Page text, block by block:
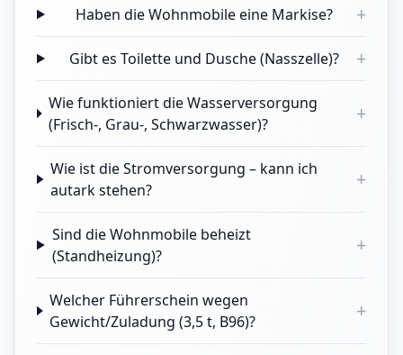
Haben die Wohnmobile eine Markise? +
Gibt es Toilette und Dusche (Nasszelle)? +
Wie funktioniert die Wasserversorgung
(Frisch-, Grau-, Schwarzwasser)?
+
Wie ist die Stromversorgung – kann ich
autark stehen?
+
Sind die Wohnmobile beheizt
(Standheizung)?
+
Welcher Führerschein wegen
Gewicht/Zuladung (3,5 t, B96)?
+